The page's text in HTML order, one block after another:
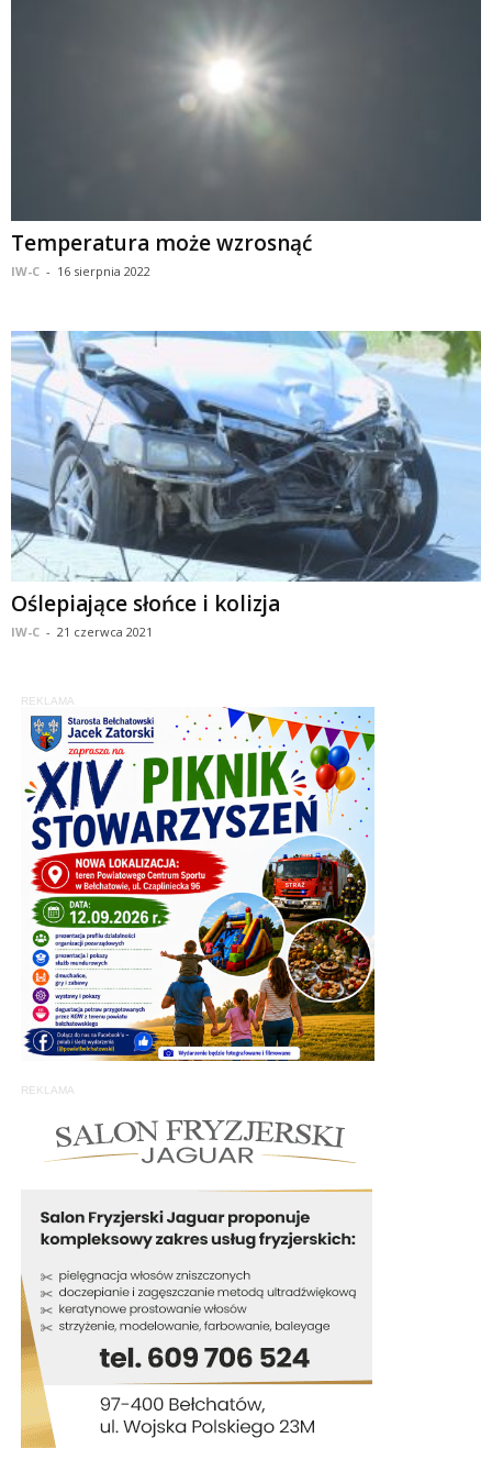
Temperatura może wzrosnąć
IW-C - 16 sierpnia 2022
Oślepiające słońce i kolizja
IW-C - 21 czerwca 2021
REKLAMA
REKLAMA